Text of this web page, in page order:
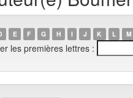
E F G H I J K L M
les premières lettres :